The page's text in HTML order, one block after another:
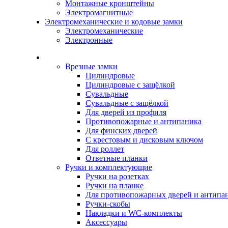
Монтажные кронштейны
Электромагнитные
Электромеханические и кодовые замки
Электромеханические
Электронные
Врезные замки
Цилиндровые
Цилиндровые с защёлкой
Сувальдные
Сувальдные с защёлкой
Для дверей из профиля
Противопожарные и антипаника
Для финских дверей
С крестовым и дисковым ключом
Для роллет
Ответные планки
Ручки и комплектующие
Ручки на розетках
Ручки на планке
Для противопожарных дверей и
Ручки-скобы
Накладки и WC-комплекты
Аксессуары